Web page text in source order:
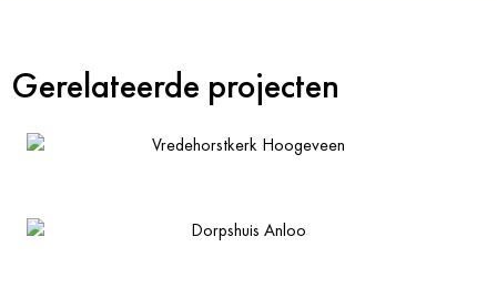
Gerelateerde projecten
Vredehorstkerk Hoogeveen
Dorpshuis Anloo